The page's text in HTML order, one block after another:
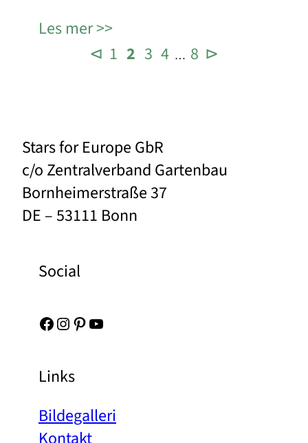
Les mer
⊲ 1 2 3 4 … 8 ⊳
Stars for Europe GbR
c/o Zentralverband Gartenbau
Bornheimerstraße 37
DE – 53111 Bonn
Social
Facebook Instagram Pinterest YouTube
Links
Bildegalleri